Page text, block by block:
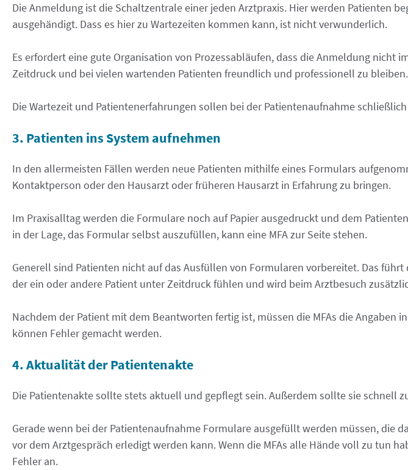
Die Anmeldung ist die Schaltzentrale einer jeden Arztpraxis. Hier werden Patienten
ausgehändigt. Dass es hier zu Wartezeiten kommen kann, ist nicht verwunderlich.
Es erfordert eine gute Organisation von Prozessabläufen, dass die Anmeldung nicht
Zeitdruck und bei vielen wartenden Patienten freundlich und professionell zu bleiben.
Die Wartezeit und Patientenerfahrungen sollen bei der Patientenaufnahme
3. Patienten ins System aufnehmen
In den allermeisten Fällen werden neue Patienten mithilfe eines Formulars
Kontaktperson oder den Hausarzt oder früheren Hausarzt in Erfahrung zu bringen.
Im Praxisalltag werden die Formulare noch auf Papier ausgedruckt und dem
in der Lage, das Formular selbst auszufüllen, kann eine MFA zur Seite stehen.
Generell sind Patienten nicht auf das Ausfüllen von Formularen vorbereitet. Das
der ein oder andere Patient unter Zeitdruck fühlen und wird beim Arztbesuch
Nachdem der Patient mit dem Beantworten fertig ist, müssen die MFAs die
können Fehler gemacht werden.
4. Aktualität der Patientenakte
Die Patientenakte sollte stets aktuell und gepflegt sein. Außerdem sollte sie schnell
Gerade wenn bei der Patientenaufnahme Formulare ausgefüllt werden müssen, die
vor dem Arztgespräch erledigt werden kann. Wenn die MFAs alle Hände voll zu tun
Fehler an.